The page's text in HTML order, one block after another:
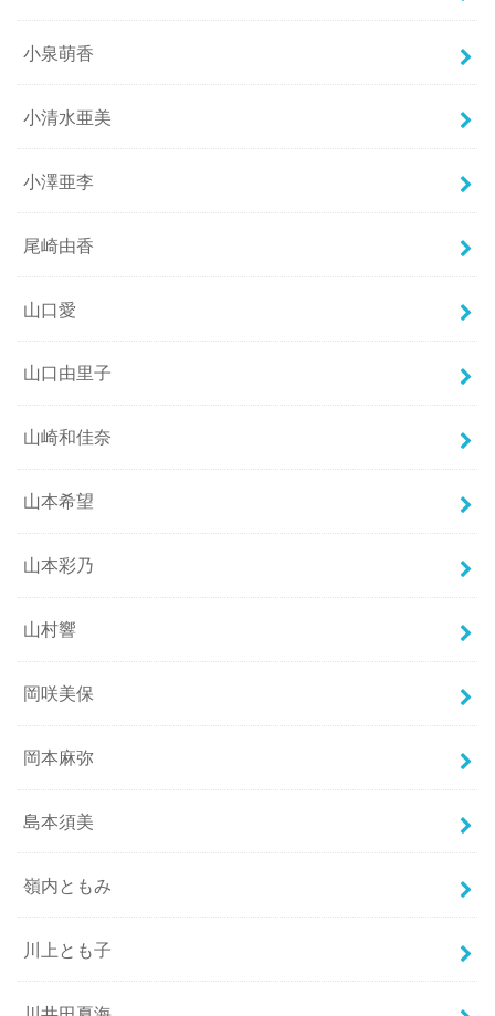
小泉萌香
小清水亜美
小澤亜李
尾崎由香
山口愛
山口由里子
山崎和佳奈
山本希望
山本彩乃
山村響
岡咲美保
岡本麻弥
島本須美
嶺内ともみ
川上とも子